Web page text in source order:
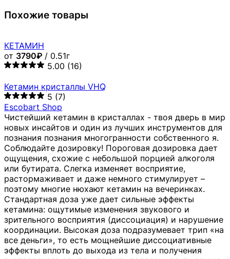
Похожие товары
КЕТАМИН
от 3790₽ / 0.51г
5.00 (16)
Кетамин кристаллы VHQ
5 (7)
Escobart Shop
Чистейший кетамин в кристаллах - твоя дверь в мир
новых инсайтов и один из лучших инструментов для
познания познания многогранности собственного я.
Соблюдайте дозировку! Пороговая дозировка дает
ощущения, схожие с небольшой порцией алкоголя
или бутирата. Слегка изменяет восприятие,
растормаживает и даже немного стимулирует –
поэтому многие нюхают кетамин на вечеринках.
Стандартная доза уже дает сильные эффекты
кетамина: ощутимые изменения звукового и
зрительного восприятия (диссоциация) и нарушение
координации. Высокая доза подразумевает трип «на
все деньги», то есть мощнейшие диссоциативные
эффекты вплоть до выхода из тела и получения